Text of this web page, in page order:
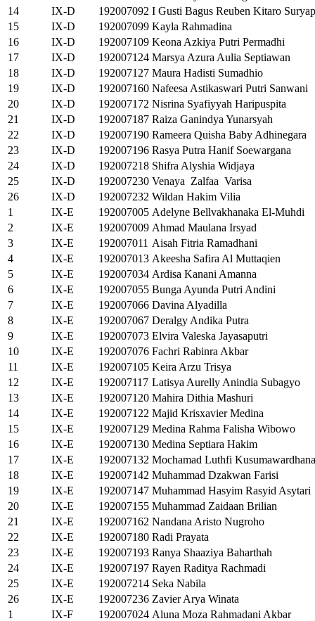
14
IX-D 192007092 I Gusti Bagus Reuben Kitaro
15
IX-D 192007099 Kayla Rahmadina
16
IX-D 192007109 Keona Azkiya Putri Permadhi
17
IX-D 192007124 Marsya Azura Aulia Septiawan
18
IX-D 192007127 Maura Hadisti Sumadhio
19
IX-D 192007160 Nafeesa Astikaswari Putri Sanwani
20
IX-D 192007172 Nisrina Syafiyyah Haripuspita
21
IX-D 192007187 Raiza Ganindya Yunarsyah
22
IX-D 192007190 Rameera Quisha Baby Adhinegara
23
IX-D 192007196 Rasya Putra Hanif Soewargana
24
IX-D 192007218 Shifra Alyshia Widjaya
25
IX-D 192007230 Venaya Zalfaa Varisa
26
IX-D 192007232 Wildan Hakim Vilia
1
IX-E 192007005 Adelyne Bellvakhanaka El-Muhdi
2
IX-E 192007009 Ahmad Maulana Irsyad
3
IX-E 192007011 Aisah Fitria Ramadhani
4
IX-E 192007013 Akeesha Safira Al Muttaqien
5
IX-E 192007034 Ardisa Kanani Amanna
6
IX-E 192007055 Bunga Ayunda Putri Andini
7
IX-E 192007066 Davina Alyadilla
8
IX-E 192007067 Deralgy Andika Putra
9
IX-E 192007073 Elvira Valeska Jayasaputri
10
IX-E 192007076 Fachri Rabinra Akbar
11
IX-E 192007105 Keira Arzu Trisya
12
IX-E 192007117 Latisya Aurelly Anindia Subagyo
13
IX-E 192007120 Mahira Dithia Mashuri
14
IX-E 192007122 Majid Krisxavier Medina
15
IX-E 192007129 Medina Rahma Falisha Wibowo
16
IX-E 192007130 Medina Septiara Hakim
17
IX-E 192007132 Mochamad Luthfi Kusumawardhana
18
IX-E 192007142 Muhammad Dzakwan Farisi
19
IX-E 192007147 Muhammad Hasyim Rasyid Asytari
20
IX-E 192007155 Muhammad Zaidaan Brilian
21
IX-E 192007162 Nandana Aristo Nugroho
22
IX-E 192007180 Radi Prayata
23
IX-E 192007193 Ranya Shaaziya Baharthah
24
IX-E 192007197 Rayen Raditya Rachmadi
25
IX-E 192007214 Seka Nabila
26
IX-E 192007236 Zavier Arya Winata
1
IX-F 192007024 Aluna Moza Rahmadani Akbar